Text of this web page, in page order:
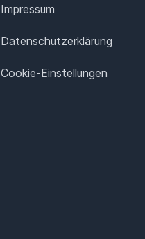
Impressum
Datenschutz­erklärung
Cookie-Einstellungen